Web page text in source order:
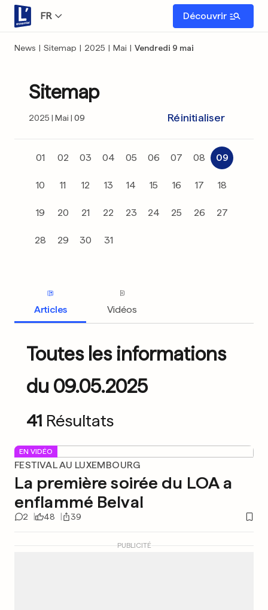
FR Découvrir
News | Sitemap | 2025 | Mai | Vendredi 9 mai
Sitemap
2025 Mai 09 Réinitialiser
01 02 03 04 05 06 07 08 09
10 11 12 13 14 15 16 17 18
19 20 21 22 23 24 25 26 27
28 29 30 31
Articles Vidéos
Toutes les informations
du 09.05.2025
41 Résultats
EN VIDÉO
FESTIVAL AU LUXEMBOURG
La première soirée du LOA a
enflammé Belval
2 48 39
PUBLICITÉ